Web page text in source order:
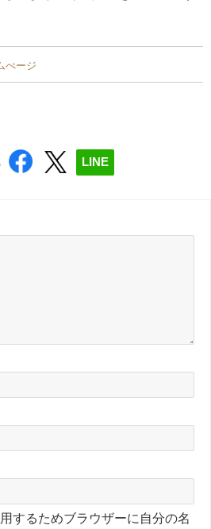
ぺージ
LINE
するためブラウザーに自分の名